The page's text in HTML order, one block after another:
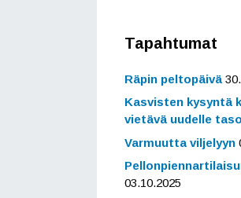
Tapahtumat
Räpin peltopäivä
Kasvisten kysyntä
vietävä uudelle
Varmuutta viljelyyn
03.10.2025